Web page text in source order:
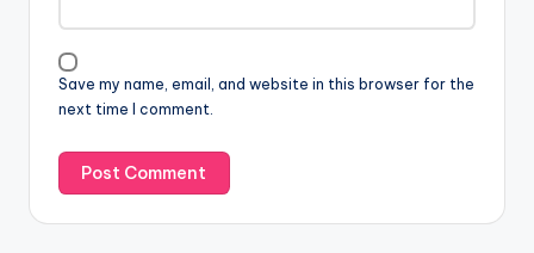
Save my name, email, and website in this browser for the
next time I comment.